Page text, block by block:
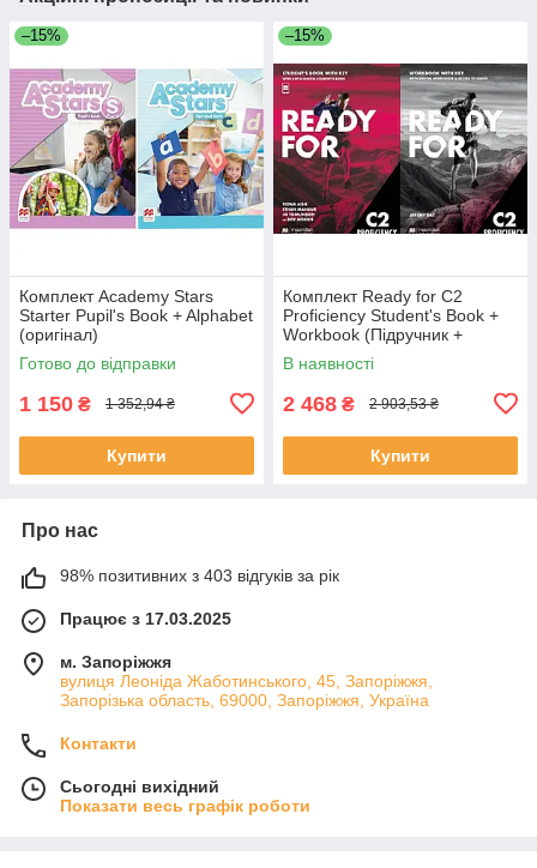
–15%
Комплект Academy Stars
Starter Pupil's Book + Alphabet
(оригінал)
Готово до відправки
1 150 ₴ 1 352,94 ₴
Купити
–15%
Комплект Ready for C2
Proficiency Student's Book +
Workbook (Підручник +
робочий зошит - оригінал)
В наявності
2 468 ₴ 2 903,53 ₴
Купити
Про нас
98% позитивних з 403 відгуків за рік
Працює з 17.03.2025
м. Запоріжжя
вулиця Леоніда Жаботинського, 45, Запоріжжя,
Запорізька область, 69000, Запоріжжя, Україна
Контакти
Сьогодні вихідний
Показати весь графік роботи